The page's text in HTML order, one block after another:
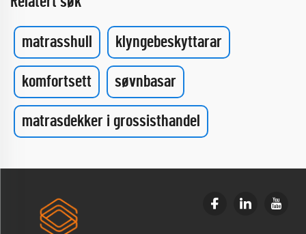
matrasshull klyngebeskyttarar
komfortsett søvnbasar
matrasdekker i grossisthandel